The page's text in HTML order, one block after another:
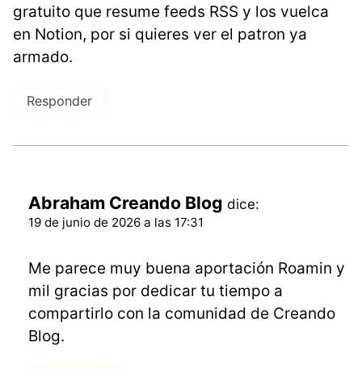
gratuito que resume feeds RSS y los vuelca
en Notion, por si quieres ver el patron ya
armado.
Responder
Abraham Creando Blog dice:
19 de junio de 2026 a las 17:31
Me parece muy buena aportación Roamin y
mil gracias por dedicar tu tiempo a
compartirlo con la comunidad de Creando
Blog.